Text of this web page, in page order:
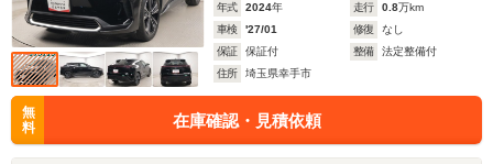
年式 2024年 走行 0.8万km
車検
'27/01 修復
なし
保証
保証付 整備
法定整備付
住所
埼玉県幸手市
無
料
在庫確認・見積依頼